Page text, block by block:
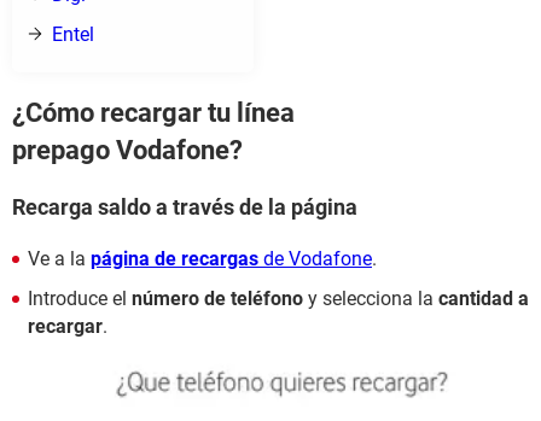
Entel
¿Cómo recargar tu línea
prepago Vodafone?
Recarga saldo a través de la página
Ve a la página de recargas de Vodafone.
Introduce el número de teléfono y selecciona la cantidad a
recargar.